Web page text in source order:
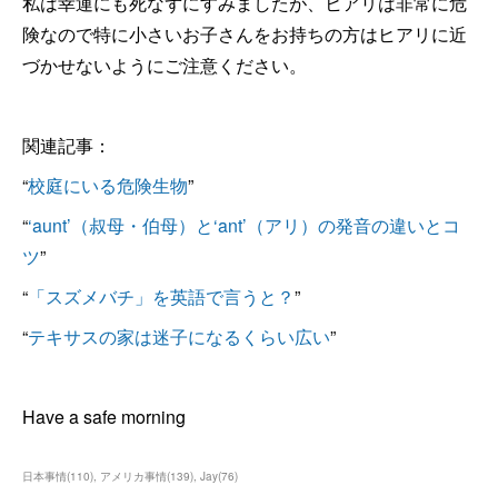
険なので特に小さいお子さんをお持ちの方はヒアリに近
づかせないようにご注意ください。
関連記事：
“校庭にいる危険生物”
“‘aunt’（叔母・伯母）と‘ant’（アリ）の発音の違いとコ
ツ”
“ 「スズメバチ」を英語で言うと？”
“テキサスの家は迷子になるくらい広い”
Have a safe morning
日本事情(110) アメリカ事情(139) Jay(76)